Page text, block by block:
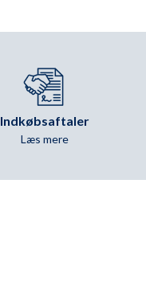
Indkøbsaftaler
Læs mere